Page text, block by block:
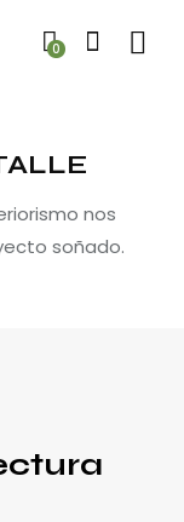
0
nos
soñado.